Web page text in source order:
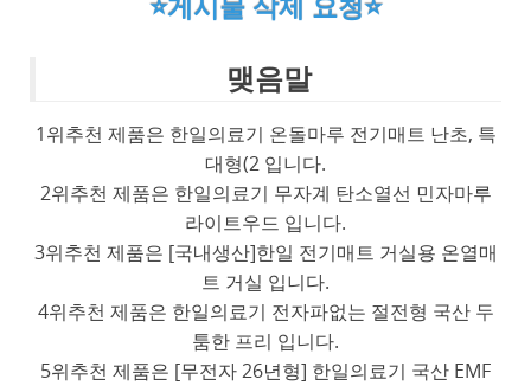
⭐게시물 삭제 요청⭐
맺음말
1위추천 제품은 한일의료기 온돌마루 전기매트 난초, 특
대형(2 입니다.
2위추천 제품은 한일의료기 무자계 탄소열선 민자마루
라이트우드 입니다.
3위추천 제품은 [국내생산]한일 전기매트 거실용 온열매
트 거실 입니다.
4위추천 제품은 한일의료기 전자파없는 절전형 국산 두
툼한 프리 입니다.
5위추천 제품은 [무전자 26년형] 한일의료기 국산 EMF